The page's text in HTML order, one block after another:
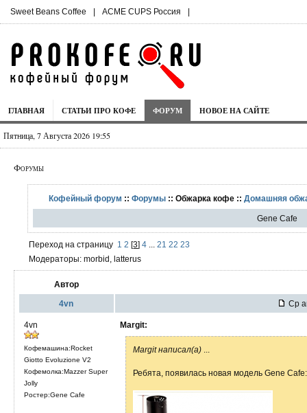
Sweet Beans Coffee | ACME CUPS Россия |
ГЛАВНАЯ СТАТЬИ ПРО КОФЕ ФОРУМ НОВОЕ НА САЙТЕ
Пятница, 7 Августа 2026 19:55
Форумы
Кофейный форум ::Форумы :: Обжарка кофе ::Домашняя
Gene Cafe
Переход на страницу 1 2 [3]4 ...21 22 23
Модераторы: morbid, latterus
Автор
4vn Ср
4vn
Кофемашина:Rocket
Giotto Evoluzione V2
Кофемолка:Mazzer Super
Jolly
Ростер:Gene Cafe
Margit:
Margit написал(а)
Ребята, появилась новая модель Gene